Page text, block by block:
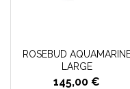
ROSEBUD
LARGE
145,00 €